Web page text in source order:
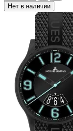
Нет в наличии